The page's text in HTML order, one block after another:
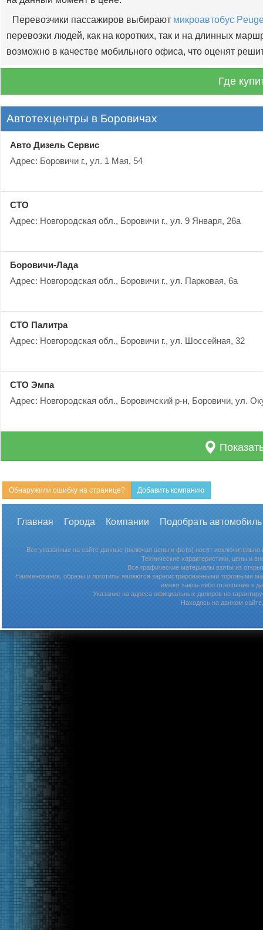
Перевозчики пассажиров выбирают микроавтобус
перевозки людей, как на коротких, так и на длинных
возможно в качестве мобильного офиса, что оценят
Где
Автотехцентры в Боровичах
Авто Дизель Сервис
Адрес: Боровичи г., ул. 1 Мая, 54
СТО
Адрес: Новгородская обл., Боровичи г., ул. 9 Января, 26а
Боровичи-Лада
Адрес: Новгородская обл., Боровичи г., ул. Парковая, 6а
СТО Палитра
Адрес: Новгородская обл., Боровичи г., ул. Шоссейная, 32
СТО Эмпа
Адрес: Новгородская обл., Боровичский р-н, Боровичи, ул.
Обнаружили ошибку на странице? Добавить компанию
Главная Города Компании Подобрать
Все указанные на сайте данные (включая цены и фото) носят
Технические характеристики, цены и
Все графические материалы взяты из
Наименования, образы и логотипы являются зарегистрированными торговыми
имеют какое-либо отношение к
Указание на адреса официальных дилеров не
Находясь на данном